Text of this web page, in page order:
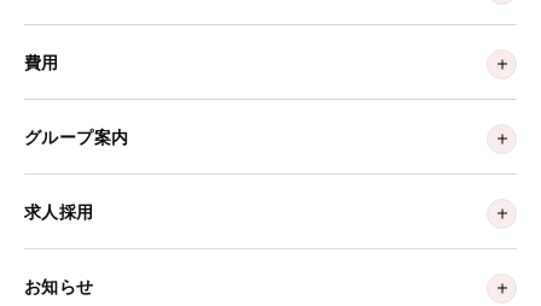
費用
グループ案内
求人採用
お知らせ